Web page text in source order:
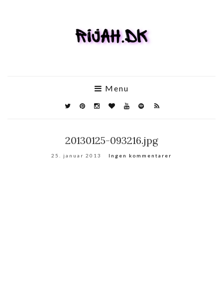
Menu
20130125-093216.jpg
25. januar 2013 Ingen kommentarer